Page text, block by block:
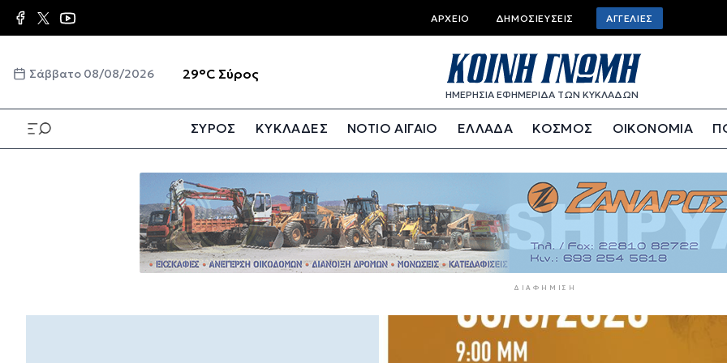
Παράκαμψη προς το κυρίως περιεχόμενο Top bar menu
ΑΡΧΕΊΟ ΔΗΜΟΣΙΕΎΣΕΙΣ ΑΓΓΕΛΊΕΣ
Σάββατο 08/08/2026 29°C Σύρος
ΗΜΕΡΗΣΙΑ ΕΦΗΜΕΡΙΔΑ ΤΩΝ ΚΥΚΛΑΔΩΝ
ΣΥΡΟΣ ΚΥΚΛΑΔΕΣ ΝΟΤΙΟ ΑΙΓΑΙΟ ΕΛΛΑΔΑ ΚΟΣΜΟΣ ΟΙΚΟΝΟΜΙΑ
ΔΙΑΦΉΜΙΣΗ